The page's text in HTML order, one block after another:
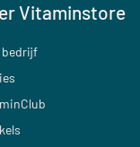
Vitaminstore
bedrijf